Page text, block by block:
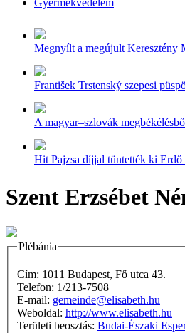
Gyermekvédelem
Megnyílt a megújult Keresztény
František Trstenský szepesi
A magyar–szlovák
Hit Pajzsa díjjal tüntették ki Erdő
Szent Erzsébet
Plébánia
Cím: 1011 Budapest, Fő utca 43.
Telefon: 1/213-7508
E-mail: gemeinde@elisabeth.hu
Weboldal: http://www.elisabeth.hu
Területi beosztás: Budai-Északi